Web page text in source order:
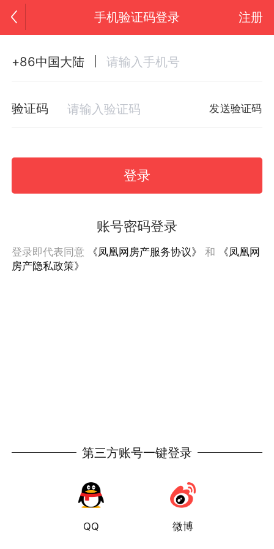
手机验证码登录 注册
+86中国大陆
验证码 发送验证码
登录
账号密码登录
登录即代表同意 《凤凰网房产服务协议》 和
《凤凰网
房产隐私政策》
第三方账号一键登录
QQ 微博